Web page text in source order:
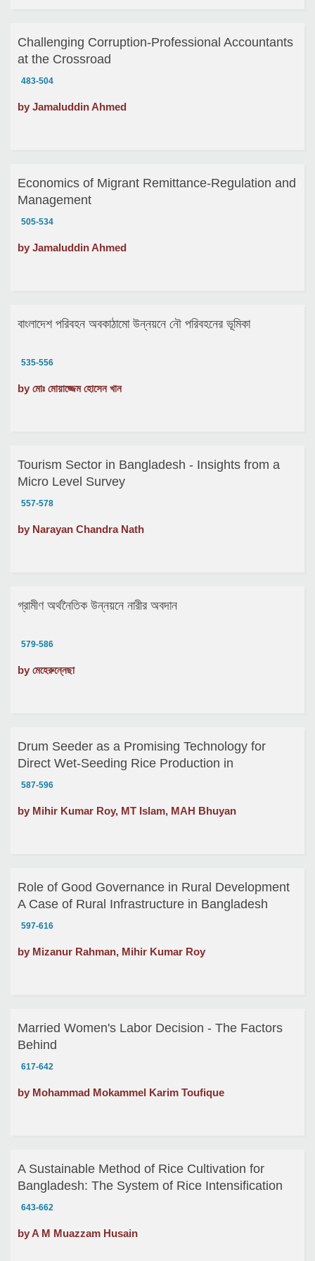
Challenging Corruption-Professional Accountants
at the Crossroad
483-504
by Jamaluddin Ahmed
Economics of Migrant Remittance-Regulation and
Management
505-534
by Jamaluddin Ahmed
বাংলাদেশ পরিবহন অবকাঠামো উন্নয়নে নৌ পরিবহনের ভূমিকা
535-556
by মোঃ মোয়াজ্জেম হোসেন খান
Tourism Sector in Bangladesh - Insights from a
Micro Level Survey
557-578
by Narayan Chandra Nath
গ্রামীণ অর্থনৈতিক উন্নয়নে নারীর অবদান
579-586
by মেহেরুন্নেছা
Drum Seeder as a Promising Technology for
Direct Wet-Seeding Rice Production in
Bangladesh
587-596
by Mihir Kumar Roy, MT Islam, MAH Bhuyan
Role of Good Governance in Rural Development
A Case of Rural Infrastructure in Bangladesh
597-616
by Mizanur Rahman, Mihir Kumar Roy
Married Women's Labor Decision - The Factors
Behind
617-642
by Mohammad Mokammel Karim Toufique
A Sustainable Method of Rice Cultivation for
Bangladesh: The System of Rice Intensification
643-662
by A M Muazzam Husain